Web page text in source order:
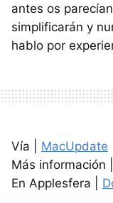
antes os
simplificarán y
hablo por
Vía | MacUpdate
Más información |
En Applesfera |